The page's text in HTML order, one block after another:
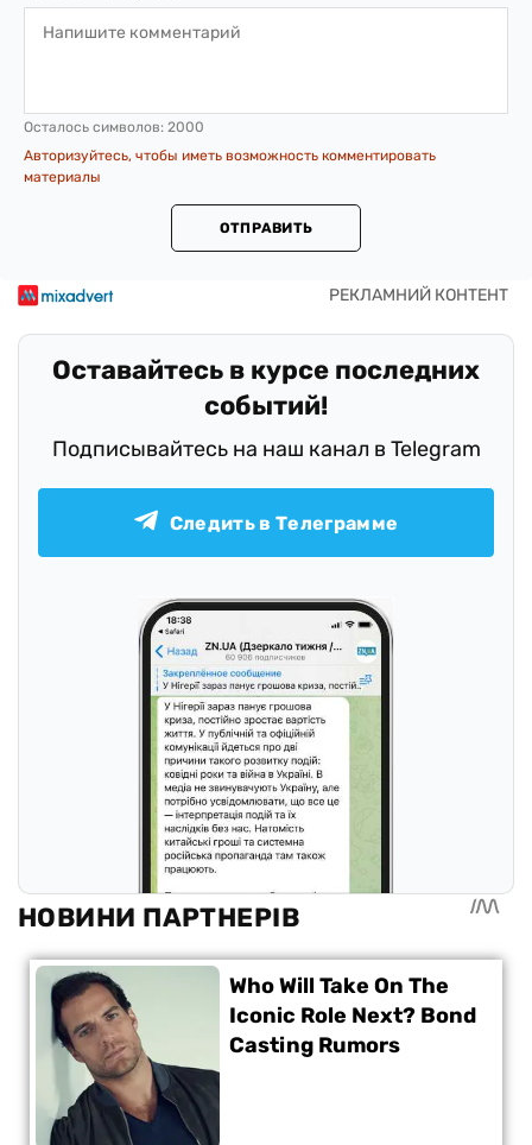
Осталось символов: 2000
Авторизуйтесь, чтобы иметь возможность комментировать
материалы
ОТПРАВИТЬ
Оставайтесь в курсе последних
событий!
Подписывайтесь на наш канал в Telegram
Следить в Телеграмме